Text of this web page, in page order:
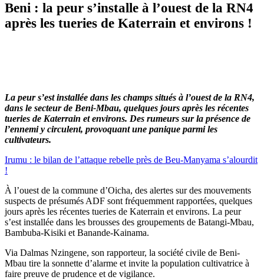
Beni : la peur s’installe à l’ouest de la RN4
après les tueries de Katerrain et environs !
La peur s’est installée dans les champs situés à l’ouest de la RN4,
dans le secteur de Beni-Mbau, quelques jours après les récentes
tueries de Katerrain et environs. Des rumeurs sur la présence de
l’ennemi y circulent, provoquant une panique parmi les
cultivateurs.
Irumu : le bilan de l’attaque rebelle près de Beu-Manyama s’alourdit
!
À l’ouest de la commune d’Oicha, des alertes sur des mouvements
suspects de présumés ADF sont fréquemment rapportées, quelques
jours après les récentes tueries de Katerrain et environs. La peur
s’est installée dans les brousses des groupements de Batangi-Mbau,
Bambuba-Kisiki et Banande-Kainama.
Via Dalmas Nzingene, son rapporteur, la société civile de Beni-
Mbau tire la sonnette d’alarme et invite la population cultivatrice à
faire preuve de prudence et de vigilance.